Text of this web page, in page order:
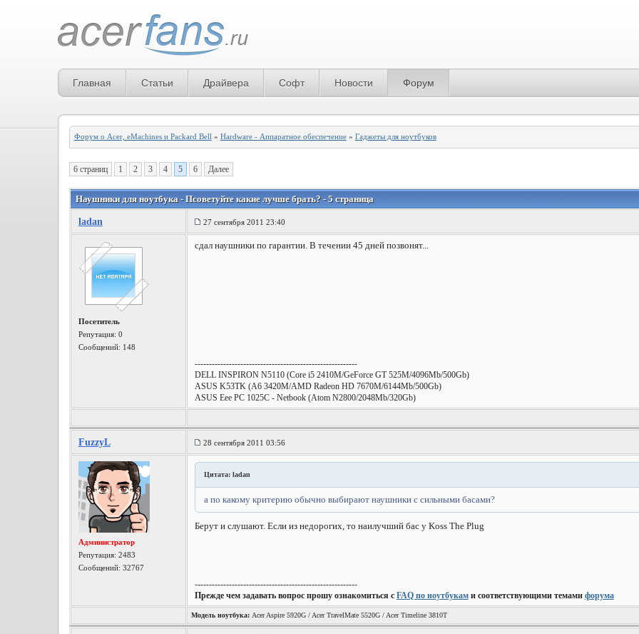
Главная Статьи Драйвера Софт Новости Форум
Форум о Acer, eMachines и Packard Bell » Hardware - Аппаратное обеспечение» Гаджеты для ноутбуков
6 страниц 1 2 3 4 5 6 Далее
Наушники для ноутбука - Псоветуйте какие лучше брать? - 5 страница
ladan 27 сентября 2011 23:40
Посетитель
Репутация: 0
Сообщений: 148
сдал наушники по гарантии. В течении 45 дней позвонят...
---------------------------------------------------------
DELL INSPIRON N5110 (Core i5 2410M/GeForce GT 525M/4096Mb/500Gb)
ASUS K53TK (A6 3420M/AMD Radeon HD 7670M/6144Mb/500Gb)
ASUS Eee PC 1025C - Netbook (Atom N2800/2048Mb/320Gb)
FuzzyL 28 сентября 2011 03:56
Администратор
Репутация: 2483
Сообщений: 32767
Цитата: ladan
а по какому критерию обычно выбирают наушники с сильными басами?
Берут и слушают. Если из недорогих, то наилучший бас у Koss The Plug
---------------------------------------------------------
Прежде чем задавать вопрос прошу ознакомиться с FAQ по ноутбуками соответствующими темами форума
Модель ноутбука:Acer Aspire 5920G / Acer TravelMate 5520G / Acer Timeline 3810T